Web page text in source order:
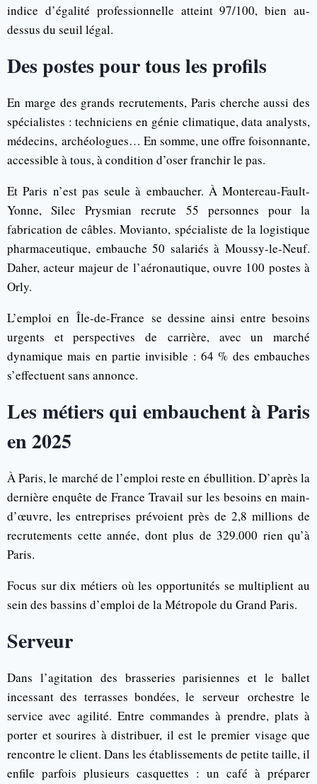
indice d’égalité professionnelle atteint 97/100, bien au-
dessus du seuil légal.
Des postes pour tous les profils
En marge des grands recrutements, Paris cherche aussi des
spécialistes : techniciens en génie climatique, data analysts,
médecins, archéologues… En somme, une offre foisonnante,
accessible à tous, à condition d’oser franchir le pas.
Et Paris n’est pas seule à embaucher. À Montereau-Fault-
Yonne, Silec Prysmian recrute 55 personnes pour la
fabrication de câbles. Movianto, spécialiste de la logistique
pharmaceutique, embauche 50 salariés à Moussy-le-Neuf.
Daher, acteur majeur de l’aéronautique, ouvre 100 postes à
Orly.
L’emploi en Île-de-France se dessine ainsi entre besoins
urgents et perspectives de carrière, avec un marché
dynamique mais en partie invisible : 64 % des embauches
s’effectuent sans annonce.
Les métiers qui embauchent à Paris
en 2025
À Paris, le marché de l’emploi reste en ébullition. D’après la
dernière enquête de France Travail sur les besoins en main-
d’œuvre, les entreprises prévoient près de 2,8 millions de
recrutements cette année, dont plus de 329.000 rien qu’à
Paris.
Focus sur dix métiers où les opportunités se multiplient au
sein des bassins d’emploi de la Métropole du Grand Paris.
Serveur
Dans l’agitation des brasseries parisiennes et le ballet
incessant des terrasses bondées, le serveur orchestre le
service avec agilité. Entre commandes à prendre, plats à
porter et sourires à distribuer, il est le premier visage que
rencontre le client. Dans les établissements de petite taille, il
enfile parfois plusieurs casquettes : un café à préparer